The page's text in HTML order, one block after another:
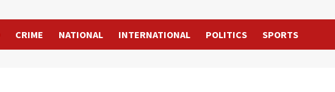
CRIME NATIONAL INTERNATIONAL POLITICS SPORTS